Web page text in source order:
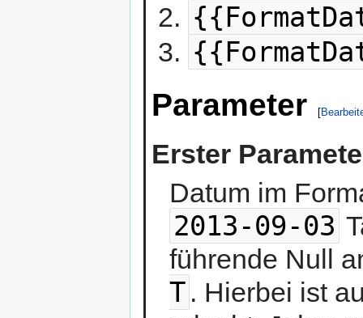
Parameter [
Erster
Datum im
2013-09-03
führende Null
T . Hierbei ist